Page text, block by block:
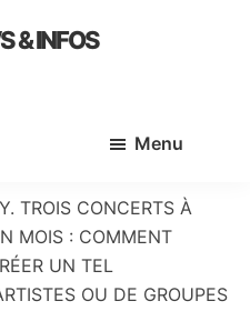
& INFOS
Menu
TROIS CONCERTS À
MOIS : COMMENT
UN TEL
OU DE GROUPES